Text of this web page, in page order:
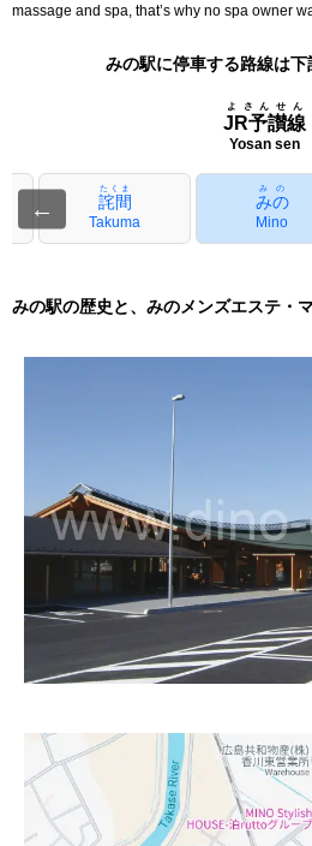
massage and spa, that’s why no spa owner
みの駅に停車する路線は下
JR予讃線
よさんせん
Yosan sen
← 詫間
たくま
Takuma
みの
みの
Mino
みの駅の歴史と、みのメンズエステ・